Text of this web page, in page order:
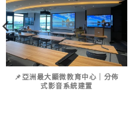
📌亞洲最大顯微教育中心｜分佈
式影音系統建置